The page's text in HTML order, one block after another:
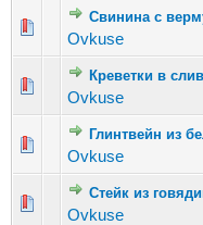
Свинина с
Ovkuse
Голосов: 4 - 123
Креветки в
Ovkuse
Голосов: 4 - 1234
Глинтвейн из
Ovkuse
Голосов: 3 - Средняя
123
Стейк из
Ovkuse
Голосов: 3 - 123